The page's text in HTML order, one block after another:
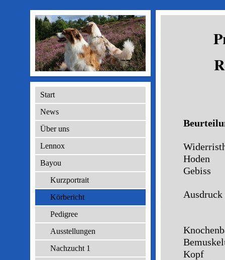
Start
News
Über uns
Lennox
Bayou
Kurzportrait
Körbericht
Pedigree
Ausstellungen
Nachzucht 1
Kopf